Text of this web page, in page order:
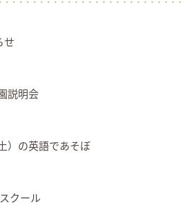
せ
説明会
）の英語であそぼ
クール